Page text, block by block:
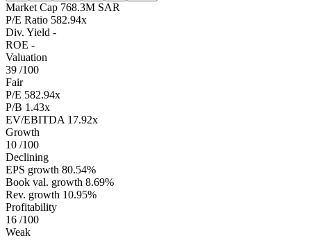
Market Cap 768.3M SAR
P/E Ratio 582.94x
Div. Yield -
ROE -
Valuation
39 /100
Fair
P/E 582.94x
P/B 1.43x
EV/EBITDA 17.92x
Growth
10 /100
Declining
EPS growth 80.54%
Book val. growth 8.69%
Rev. growth 10.95%
Profitability
16 /100
Weak